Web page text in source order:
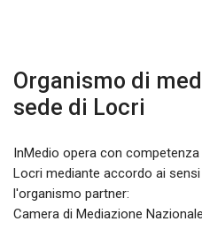
Organismo di
sede di Locri
InMedio opera con
Locri mediante accordo ai
l'organismo partner:
Camera di Mediazione